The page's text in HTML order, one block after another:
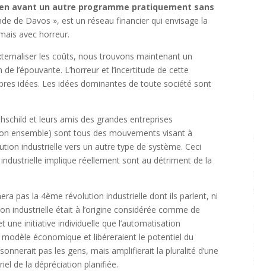
avant un autre programme pratiquement sans
de Davos », est un réseau financier qui envisage la
avec horreur.
les coûts, nous trouvons maintenant un
l’épouvante. L’horreur et l’incertitude de cette
idées. Les idées dominantes de toute société sont
et leurs amis des grandes entreprises
ensemble) sont tous des mouvements visant à
industrielle vers un autre type de système. Ceci
implique réellement sont au détriment de la
pas la 4ème révolution industrielle dont ils parlent, ni
industrielle était à l’origine considérée comme de
initiative individuelle que l’automatisation
économique et libéreraient le potentiel du
pas les gens, mais amplifierait la pluralité d’une
de la dépréciation planifiée.